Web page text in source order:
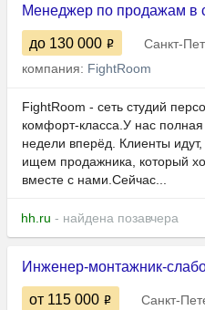
Менеджер по продажам в
до 130 000
Санкт-
компания: FightRoom
FightRoom - сеть студий
комфорт-класса.У нас полная
недели вперёд. Клиенты
ищем продажника, который
вместе с нами.Сейчас...
hh.ru - найдена позавчера
Инженер-монтажник-
от 115 000
Санкт-